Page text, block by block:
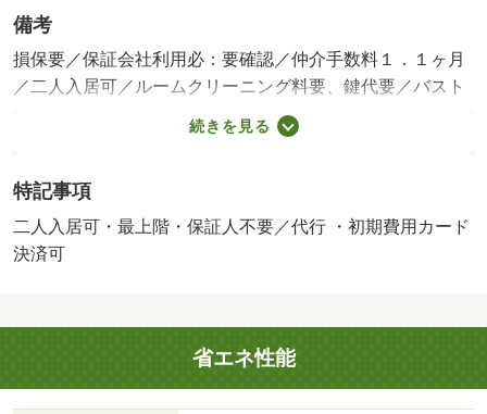
備考
損保要／保証会社利用必：要確認／仲介手数料１．１ヶ月
／二人入居可／ルームクリーニング料要、鍵代要／バスト
イレ別／バルコニー／エアコン／フローリング／シャワー
付洗面台／ＴＶインターホン／室内洗濯置／シューズボッ
／洗面化粧台／駐輪場／ＣＡＴＶ／最上階／対面式キッチ
ン／ウォークインクロゼット／保証人不要／二人入居相談
／カードキー／保証金不要／敷地内ごみ置き場／セキュリ
まで１７６０ｍ/賃貸戸数:6戸
続きを見る
特記事項
二人入居可・最上階・保証人不要／代行 ・初期費用カード
決済可
省エネ性能